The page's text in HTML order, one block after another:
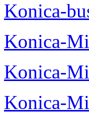
Konica-
Konica-
Konica-
Konica-